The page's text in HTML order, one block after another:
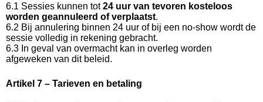
6.1 Sessies kunnen tot24 uur van tevoren kosteloos
worden geannuleerd of verplaatst.
6.2 Bij annulering binnen 24 uur of bij een no-show wordt de
sessie volledig in rekening gebracht.
6.3 In geval van overmacht kan in overleg worden
afgeweken van dit beleid.
Artikel 7 – Tarieven en betaling